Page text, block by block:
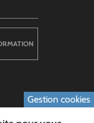
Gestion cookies